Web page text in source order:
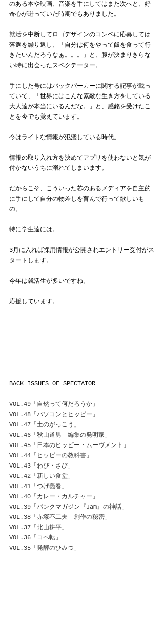
のある本や映画、音楽を手にしてはまた次へと、好
奇心が迸っていた時期でもありました。
就活を中断してロゴデザインのコンペに応募しては
落選を繰り返し、「自分は何をやって飯を食って行
きたいんだろうなぁ。。。」と、腹が決まりきらな
い時に出会ったスペクテーター。
手にした号にはバックパーカーに関する記事が載っ
ていて、「世界にはこんな素敵な生き方をしている
大人達が本当にいるんだな。」と、感銘を受けたこ
とを今でも覚えています。
今はライトな情報が氾濫している時代。
情報の取り入れ方を決めてアプリを使わないと気が
付かないうちに溺れてしまいます。
だからこそ、こういった芯のあるメディアを自主的
に手にして自分の物差しを育んで行って欲しいも
の。
特に学生達には。
3月に入れば採用情報が公開されエントリー受付がス
タートします。
今年は就活生が多いですね。
応援しています。
BACK ISSUES OF SPECTATOR
VOL.49「自然って何だろうか」
VOL.48「パソコンとヒッピー」
VOL.47「土のがっこう」
VOL.46「秋山道男　編集の発明家」
VOL.45「日本のヒッピー・ムーヴメント」
VOL.44「ヒッピーの教科書」
VOL.43「わび・さび」
VOL.42「新しい食堂」
VOL.41「つげ義春」
VOL.40「カレー・カルチャー」
VOL.39「パンクマガジン『Jam』の神話」
VOL.38「赤塚不二夫　創作の秘密」
VOL.37「北山耕平」
VOL.36「コペ転」
VOL.35「発酵のひみつ」